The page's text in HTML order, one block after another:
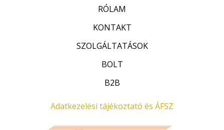
RÓLAM
KONTAKT
SZOLGÁLTATÁSOK
BOLT
B2B
Adatkezelési tájékoztató és ÁFSZ